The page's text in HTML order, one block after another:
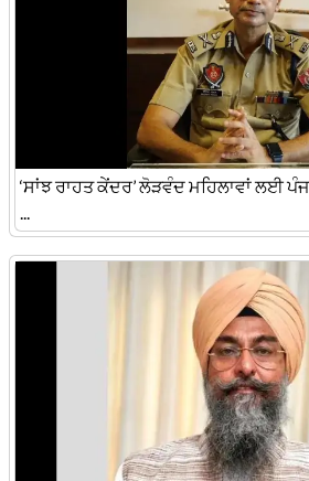
‘ਸਾਂਝ ਰਾਹਤ ਕੇਂਦਰ’ ਲੋੜਵੰਦ ਮਹਿਲਾਵਾਂ ਲਈ